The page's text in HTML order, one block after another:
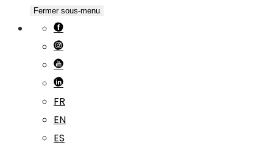
Fermer sous-menu
FR
EN
ES